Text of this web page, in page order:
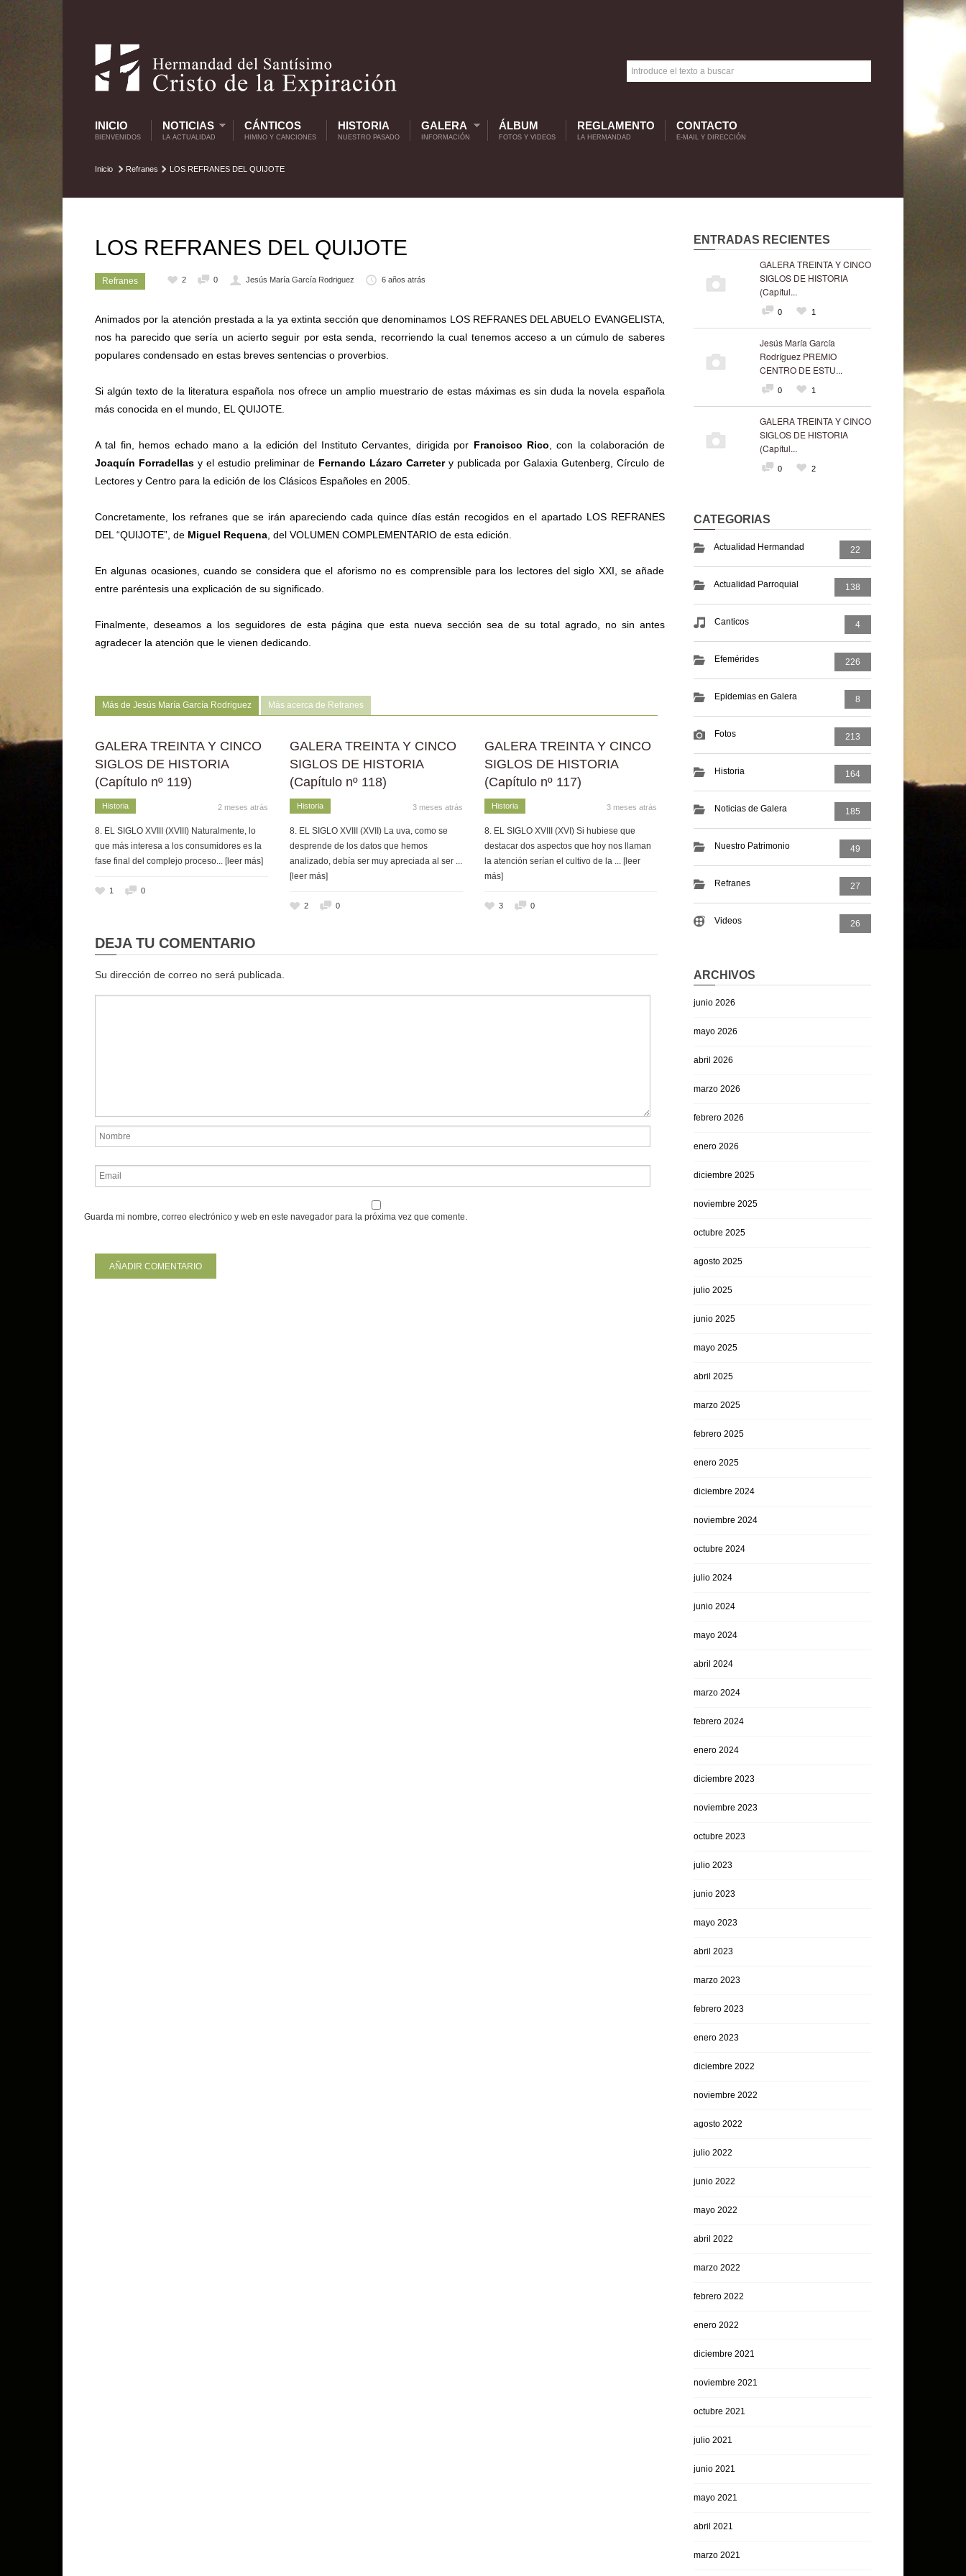
INICIO
BIENVENIDOS
NOTICIAS
LA ACTUALIDAD
CÁNTICOS
HIMNO Y CANCIONES
HISTORIA
NUESTRO PASADO
GALERA
INFORMACIÓN
ÁLBUM
FOTOS Y VIDEOS
REGLAMENTO
LA HERMANDAD
CONTACTO
E-MAIL Y DIRECCIÓN
Inicio Refranes LOS REFRANES DEL QUIJOTE
LOS REFRANES DEL QUIJOTE
Refranes 2 0 Jesús María García Rodriguez 6 años atrás
Animados por la atención prestada a la ya extinta sección que denominamos LOS REFRANES DEL ABUELO EVANGELISTA,
nos ha parecido que sería un acierto seguir por esta senda, recorriendo la cual tenemos acceso a un cúmulo de saberes
populares condensado en estas breves sentencias o proverbios.
Si algún texto de la literatura española nos ofrece un amplio muestrario de estas máximas es sin duda la novela española
más conocida en el mundo, EL QUIJOTE.
A tal fin, hemos echado mano a la edición del Instituto Cervantes, dirigida por Francisco Rico , con la colaboración de
Joaquín Forradellas y el estudio preliminar de Fernando Lázaro Carretery publicada por Galaxia Gutenberg, Círculo de
Lectores y Centro para la edición de los Clásicos Españoles en 2005.
Concretamente, los refranes que se irán apareciendo cada quince días están recogidos en el apartado LOS REFRANES
DEL “QUIJOTE”, de Miguel Requena , del VOLUMEN COMPLEMENTARIO de esta edición.
En algunas ocasiones, cuando se considera que el aforismo no es comprensible para los lectores del siglo XXI, se añade
entre paréntesis una explicación de su significado.
Finalmente, deseamos a los seguidores de esta página que esta nueva sección sea de su total agrado, no sin antes
agradecer la atención que le vienen dedicando.
Más de Jesús María García Rodriguez Más acerca de Refranes
GALERA TREINTA Y CINCO
SIGLOS DE HISTORIA
(Capítulo nº 119)
Historia 2 meses atrás
8. EL SIGLO XVIII (XVIII) Naturalmente, lo
que más interesa a los consumidores es la
fase final del complejo proceso... [leer más]
1 0
GALERA TREINTA Y CINCO
SIGLOS DE HISTORIA
(Capítulo nº 118)
Historia 3 meses atrás
8. EL SIGLO XVIII (XVII) La uva, como se
desprende de los datos que hemos
analizado, debía ser muy apreciada al ser ...
[leer más]
2 0
GALERA TREINTA Y CINCO
SIGLOS DE HISTORIA
(Capítulo nº 117)
Historia 3 meses atrás
8. EL SIGLO XVIII (XVI) Si hubiese que
destacar dos aspectos que hoy nos llaman
la atención serían el cultivo de la ... [leer
más]
3 0
DEJA TU COMENTARIO
Su dirección de correo no será publicada.
Guarda mi nombre, correo electrónico y web en este navegador para la próxima vez que comente.
ENTRADAS RECIENTES
GALERA TREINTA Y CINCO
SIGLOS DE HISTORIA
(Capítul...
0 1
Jesús María García
Rodríguez PREMIO
CENTRO DE ESTU...
0 1
GALERA TREINTA Y CINCO
SIGLOS DE HISTORIA
(Capítul...
0 2
CATEGORIAS
Actualidad Hermandad 22
Actualidad Parroquial 138
Canticos 4
Efemérides 226
Epidemias en Galera 8
Fotos 213
Historia 164
Noticias de Galera 185
Nuestro Patrimonio 49
Refranes 27
Videos 26
ARCHIVOS
junio 2026
mayo 2026
abril 2026
marzo 2026
febrero 2026
enero 2026
diciembre 2025
noviembre 2025
octubre 2025
agosto 2025
julio 2025
junio 2025
mayo 2025
abril 2025
marzo 2025
febrero 2025
enero 2025
diciembre 2024
noviembre 2024
octubre 2024
julio 2024
junio 2024
mayo 2024
abril 2024
marzo 2024
febrero 2024
enero 2024
diciembre 2023
noviembre 2023
octubre 2023
julio 2023
junio 2023
mayo 2023
abril 2023
marzo 2023
febrero 2023
enero 2023
diciembre 2022
noviembre 2022
agosto 2022
julio 2022
junio 2022
mayo 2022
abril 2022
marzo 2022
febrero 2022
enero 2022
diciembre 2021
noviembre 2021
octubre 2021
julio 2021
junio 2021
mayo 2021
abril 2021
marzo 2021